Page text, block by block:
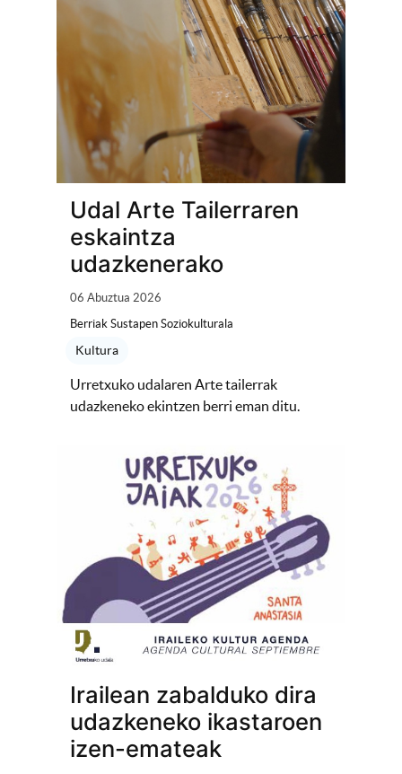
Udal Arte Tailerraren
eskaintza
udazkenerako
06 Abuztua 2026
Berriak Sustapen Soziokulturala
Kultura
Urretxuko udalaren Arte tailerrak
udazkeneko ekintzen berri eman ditu.
Irailean zabalduko dira
udazkeneko ikastaroen
izen-emateak